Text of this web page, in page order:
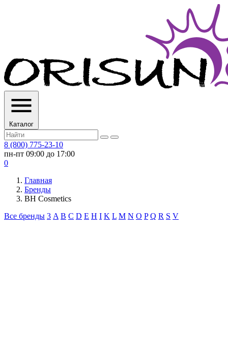
Каталог
8 (800) 775-23-10
пн-пт 09:00 до 17:00
0
Главная
Бренды
BH Cosmetics
Все бренды 3 A B C D E H I K L M N O P Q R S V